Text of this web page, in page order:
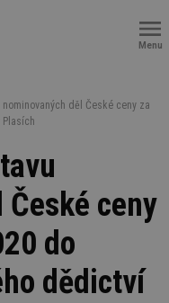
Menu
děl České ceny za
ceny
do
dědictví